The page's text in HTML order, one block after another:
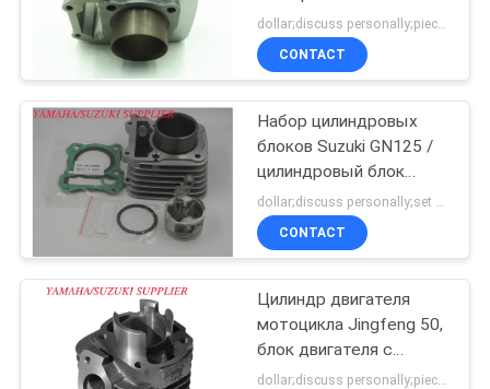
POLICY
цилиндр одноблокный
SYM-M88-1, 56 мм
dollar;discuss personally;piece MOQ:Переговоры
CONTACT
Набор цилиндровых
блоков Suzuki GN125 /
цилиндровый блок
двигателя высокой
твердости
CONTACT
Цилиндр двигателя
мотоцикла Jingfeng 50,
блок двигателя с
высокой